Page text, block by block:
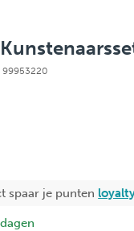
99953220
spaar je punten